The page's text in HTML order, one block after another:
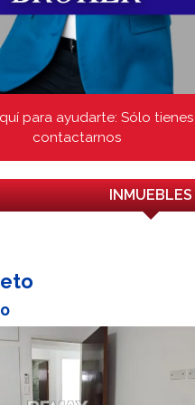
para ayudarte: Sólo
contactarnos
INMUEBLES